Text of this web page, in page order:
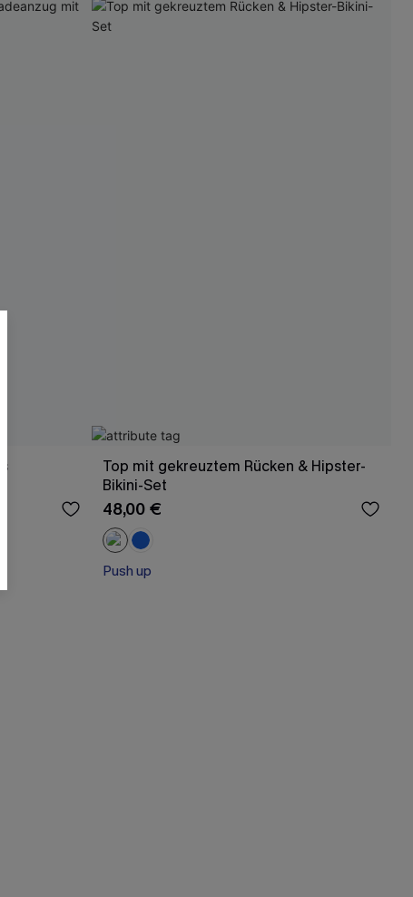
Top mit gekreuztem Rücken & Hipster-
Bikini-Set
48,00 €
Push up